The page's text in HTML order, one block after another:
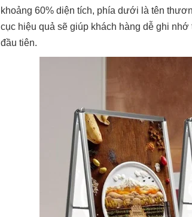
khoảng 60% diện tích, phía dưới là tên
cục hiệu quả sẽ giúp khách hàng dễ ghi
đầu tiên.